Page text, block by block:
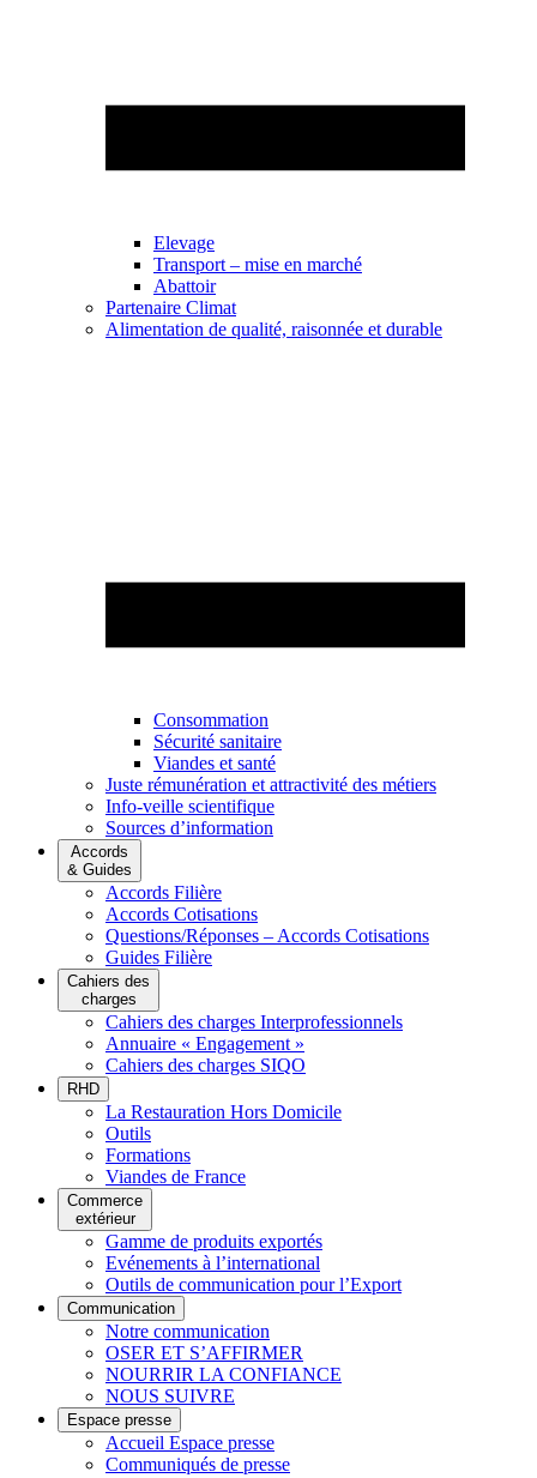
Elevage
Transport – mise en marché
Abattoir
Partenaire Climat
Alimentation de qualité, raisonnée et durable
Consommation
Sécurité sanitaire
Viandes et santé
Juste rémunération et attractivité des métiers
Info-veille scientifique
Sources d’information
Accords
& Guides
Accords Filière
Accords Cotisations
Questions/Réponses – Accords Cotisations
Guides Filière
Cahiers des
charges
Cahiers des charges Interprofessionnels
Annuaire « Engagement »
Cahiers des charges SIQO
RHD
La Restauration Hors Domicile
Outils
Formations
Viandes de France
Commerce
extérieur
Gamme de produits exportés
Evénements à l’international
Outils de communication pour l’Export
Communication
Notre communication
OSER ET S’AFFIRMER
NOURRIR LA CONFIANCE
NOUS SUIVRE
Espace presse
Accueil Espace presse
Communiqués de presse